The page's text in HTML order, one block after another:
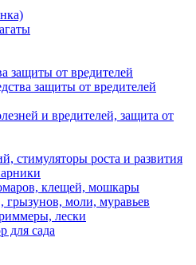
защиты от вредителей
защиты от вредителей
и вредителей, защита от
стимуляторы роста и развития
клещей, мошкары
грызунов, моли, муравьев
лески
для сада